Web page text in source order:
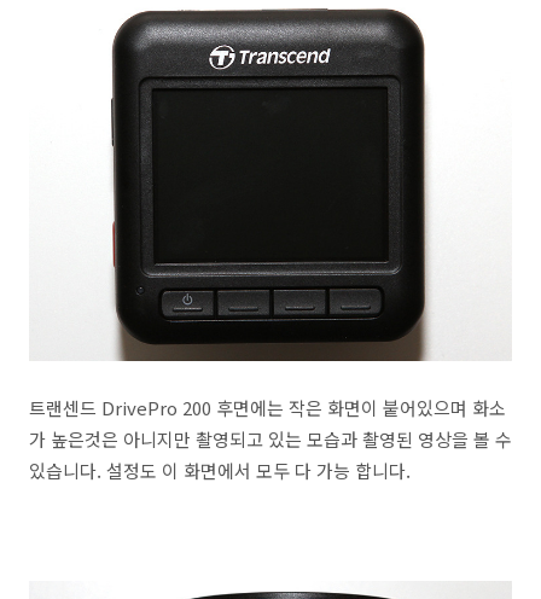
트랜센드 DrivePro 200 후면에는 작은 화면이 붙어있으며 화소
가 높은것은 아니지만 촬영되고 있는 모습과 촬영된 영상을 볼 수
있습니다. 설정도 이 화면에서 모두 다 가능 합니다.